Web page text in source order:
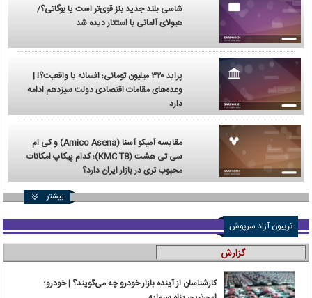
شاسی بلند جدید بنز قوی‌تر است یا بوگاتی؟/
هیولای آلمانی با استتار دیده شد
پراید ۳۲۰ میلیون تومانی؛ افسانه یا واقعیت؟! |
وعده‌های مقامات اقتصادی دولت سیزدهم ادامه
دارد
مقایسه آمیکو آسنا (Amico Asena) و کی ام
سی تی هشت (KMC T8)؛ کدام پیکاپ امکانات
محبوب تری در بازار ایران دارد؟
بیشتر
تریبون آزاد سرپوش
گزارش
کارشناسان از آینده بازار خودرو چه می‌گویند؟ | خودرو؛